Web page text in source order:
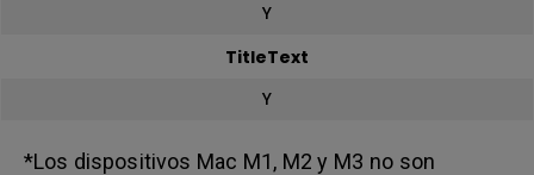
Y
TitleText
Y
*Los dispositivos Mac M1, M2 y M3 no son